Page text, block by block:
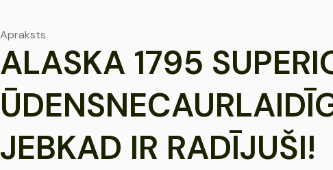
Apraksts
ALASKA 1795
JEBKAD IR RADĪJUŠI!